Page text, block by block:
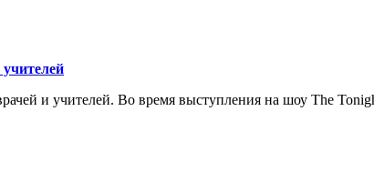
и учителей. Во время выступления на шоу The